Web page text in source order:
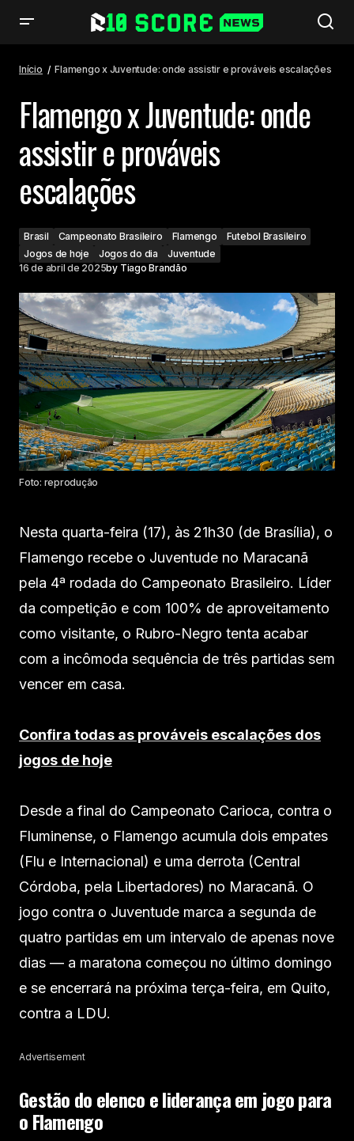
Início Flamengo x Juventude: onde assistir e prováveis escalações
Flamengo x Juventude: onde
assistir e prováveis
escalações
Brasil Campeonato Brasileiro Flamengo
Futebol Brasileiro
Jogos de hoje
Jogos do dia
Juventude
16 de abril de 2025by Tiago Brandão
Foto: reprodução
Nesta quarta-feira (17), às 21h30 (de Brasília), o
Flamengo recebe o Juventude no Maracanã
pela 4ª rodada do Campeonato Brasileiro. Líder
da competição e com 100% de aproveitamento
como visitante, o Rubro-Negro tenta acabar
com a incômoda sequência de três partidas sem
vencer em casa.
Confira todas as prováveis escalações dos
jogos de hoje
Desde a final do Campeonato Carioca, contra o
Fluminense, o Flamengo acumula dois empates
(Flu e Internacional) e uma derrota (Central
Córdoba, pela Libertadores) no Maracanã. O
jogo contra o Juventude marca a segunda de
quatro partidas em um intervalo de apenas nove
dias — a maratona começou no último domingo
e se encerrará na próxima terça-feira, em Quito,
contra a LDU.
Advertisement
Gestão do elenco e liderança em jogo para
o Flamengo